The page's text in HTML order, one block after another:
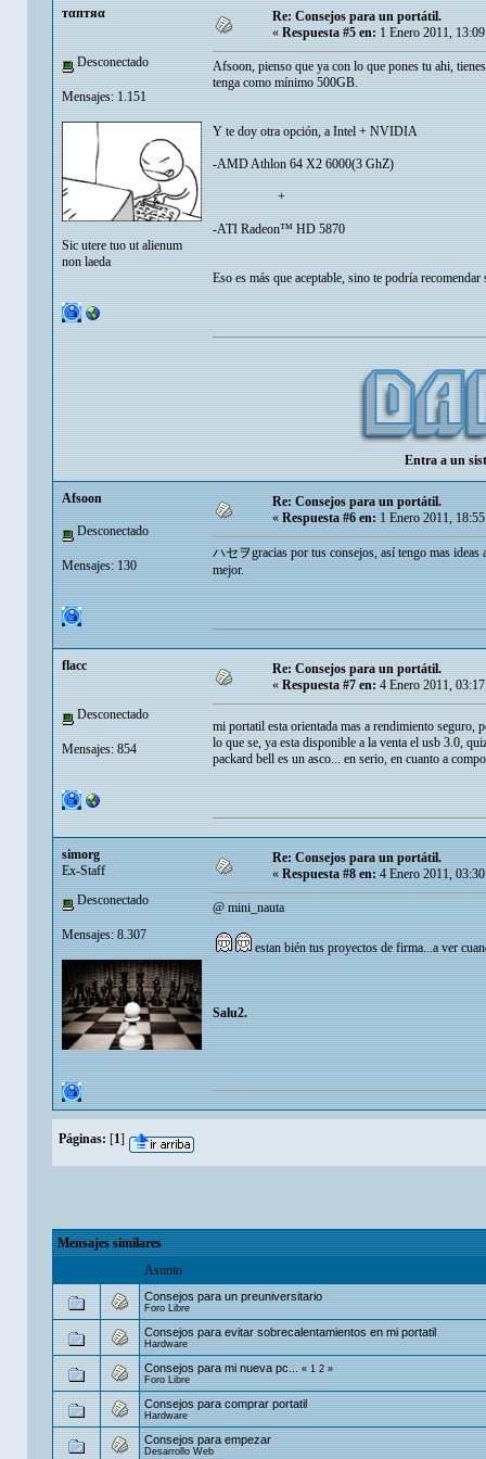
тαптяα
Desconectado
Mensajes: 1.151
Sic utere tuo ut alienum
non laeda
Re: Consejos para un portátil.
« Respuesta #5 en: 1 Enero 2011,
Afsoon, pienso que ya con lo que pones tu ahi,
tenga como mínimo 500GB.
Y te doy otra opción, a Intel + NVIDIA
-AMD Athlon 64 X2 6000(3 GhZ)
+
-ATI Radeon™ HD 5870
Eso es más que aceptable, sino te podría
Entra a un
Afsoon
Desconectado
Mensajes: 130
Re: Consejos para un portátil.
«Respuesta #6 en:1 Enero 2011,
ハセヲgracias por tus consejos, así tengo mas ideas
mejor.
flacc
Desconectado
Mensajes: 854
Re: Consejos para un portátil.
« Respuesta #7 en: 4 Enero 2011,
mi portatil esta orientada mas a rendimiento seguro,
lo que se, ya esta disponible a la venta el usb 3.0,
packard bell es un asco... en serio, en cuanto a
simorg
Ex-Staff
Desconectado
Mensajes: 8.307
Re: Consejos para un portátil.
«Respuesta #8 en:4 Enero 2011,
@ mini_nauta
estan bién tus proyectos de firma...a ver
Salu2.
Páginas: [1]
Mensajes similares
Asunto
Consejos para un preuniversitario
Foro Libre
Consejos para evitar sobrecalentamientos en mi portatil
Hardware
Consejos para mi nueva pc... «1 2»
Foro Libre
Consejos para comprar portatil
Hardware
Consejos para empezar
Desarrollo Web